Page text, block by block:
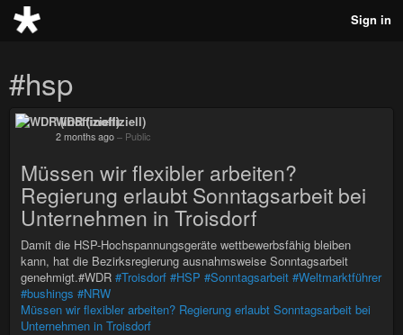
Sign in
#hsp
WDR (inoffiziell)
2 months ago – Public
Müssen wir flexibler arbeiten?
Regierung erlaubt Sonntagsarbeit bei
Unternehmen in Troisdorf
Damit die HSP-Hochspannungsgeräte wettbewerbsfähig bleiben
kann, hat die Bezirksregierung ausnahmsweise Sonntagsarbeit
genehmigt.#WDR #Troisdorf #HSP #Sonntagsarbeit #Weltmarktführer
#bushings #NRW
Müssen wir flexibler arbeiten? Regierung erlaubt Sonntagsarbeit bei
Unternehmen in Troisdorf